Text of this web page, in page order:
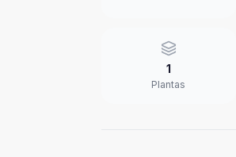
1
Plantas